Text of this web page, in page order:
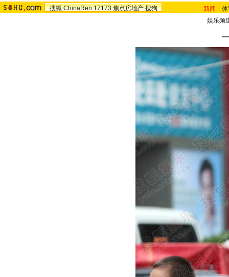
搜狐 ChinaRen 17173 焦点房地产 搜狗 新闻 -
娱乐频